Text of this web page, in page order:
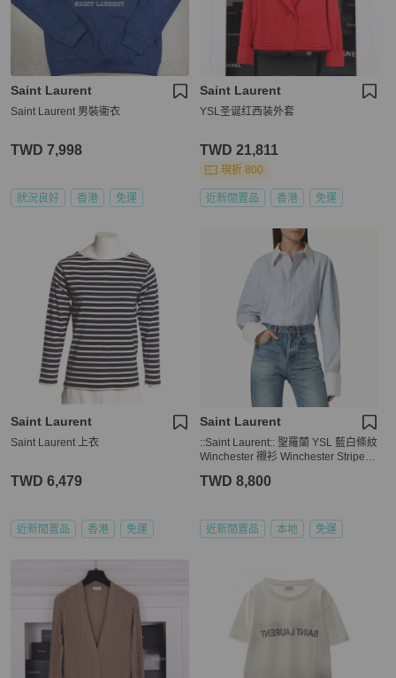
Saint Laurent
Saint Laurent 男裝衞衣
TWD 7,998
狀況良好 香港 免運
Saint Laurent
YSL圣诞红西装外套
TWD 21,811
現折 800
近新閒置品 香港 免運
Saint Laurent
Saint Laurent 上衣
TWD 6,479
近新閒置品 香港 免運
Saint Laurent
::Saint Laurent:: 聖羅蘭 YSL 藍白條紋
Winchester 襯衫 Winchester Striped
TWD 8,800
近新閒置品 本地 免運